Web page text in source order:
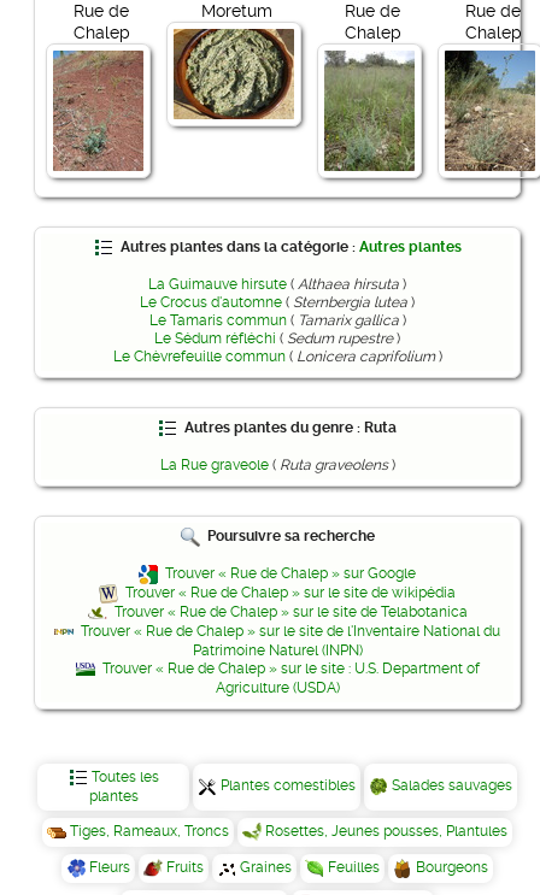
Rue de
Chalep
Moretum
Rue de
Chalep
Rue de
Chalep
Autres plantes dans la catégorie : Autres plantes
La Guimauve hirsute ( Althaea hirsuta )
Le Crocus d'automne ( Sternbergia lutea )
Le Tamaris commun( Tamarix gallica)
Le Sédum réfléchi ( Sedum rupestre)
Le Chèvrefeuille commun( Lonicera caprifolium)
Autres plantes du genre : Ruta
La Rue graveole( Ruta graveolens)
Poursuivre sa recherche
Trouver « Rue de Chalep » sur Google
Trouver « Rue de Chalep » sur le site de wikipédia
Trouver « Rue de Chalep » sur le site de Telabotanica
Trouver « Rue de Chalep » sur le site de l'Inventaire National du
Patrimoine Naturel (INPN)
Trouver « Rue de Chalep » sur le site : U.S. Department of
Agriculture (USDA)
Toutes les
plantes
Plantes comestibles Salades sauvages
Tiges, Rameaux, Troncs Rosettes, Jeunes pousses, Plantules
Fleurs Fruits Graines Feuilles Bourgeons